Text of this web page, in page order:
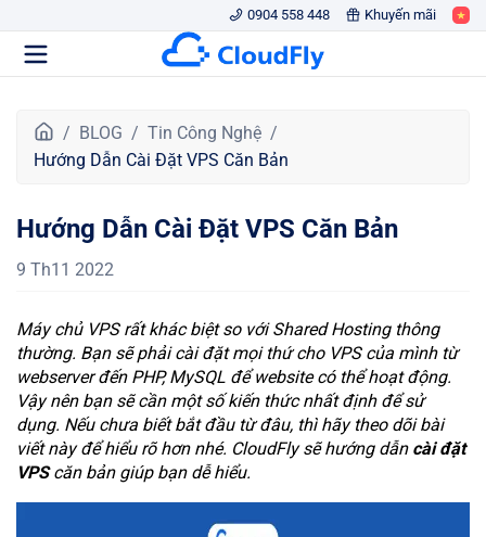
0904 558 448 Khuyến mãi
r
g
h
BLOG
Tin Công Nghệ
Hướng Dẫn Cài Đặt VPS Căn Bản
Hướng Dẫn Cài Đặt VPS Căn Bản
9 Th11 2022
Máy chủ VPS rất khác biệt so với Shared Hosting thông
thường. Bạn sẽ phải cài đặt mọi thứ cho VPS của mình từ
webserver đến PHP, MySQL để website có thể hoạt động.
Vậy nên bạn sẽ cần một số kiến thức nhất định để sử
dụng. Nếu chưa biết bắt đầu từ đâu, thì hãy theo dõi bài
viết này để hiểu rõ hơn nhé. CloudFly sẽ hướng dẫn cài đặt
VPScăn bản giúp bạn dễ hiểu.